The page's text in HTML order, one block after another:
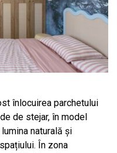
înlocuirea parchetului
de stejar, în model
naturală și
În zona